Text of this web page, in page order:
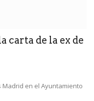
carta de la ex de
Madrid en el Ayuntamiento